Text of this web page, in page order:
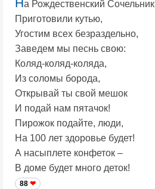
а Рождественский Сочельник
Приготовили кутью,
Угостим всех безраздельно,
Заведем мы песнь свою:
Коляд-коляд-коляда,
Из соломы борода,
Открывай ты свой мешок
И подай нам пятачок!
Пирожок подайте, люди,
На 100 лет здоровье будет!
А насыплете конфеток –
В доме будет много деток!
88